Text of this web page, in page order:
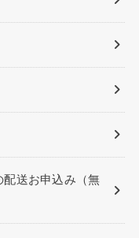
配送お申込み（無